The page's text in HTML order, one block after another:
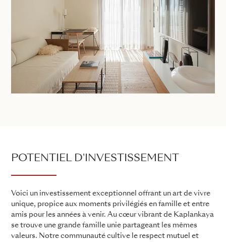
POTENTIEL D'INVESTISSEMENT
Voici un investissement exceptionnel offrant un art de vivre
unique, propice aux moments privilégiés en famille et entre
amis pour les années à venir. Au cœur vibrant de Kaplankaya
se trouve une grande famille unie partageant les mêmes
valeurs. Notre communauté cultive le respect mutuel et